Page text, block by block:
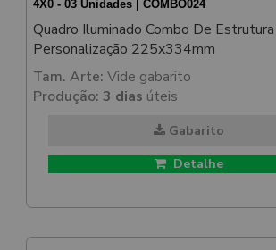
4X0 - 03 Unidades | COMBO024
Quadro Iluminado Combo De Estrutura
Personalização 225x334mm
Tam. Arte: Vide gabarito
Produção: 3 dias úteis
Gabarito
Detalhe